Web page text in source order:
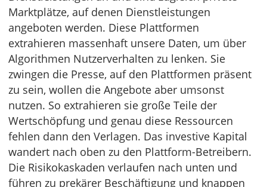
Marktplätze, auf denen Dienstleistungen
angeboten werden. Diese Plattformen
extrahieren massenhaft unsere Daten, um über
Algorithmen Nutzerverhalten zu lenken. Sie
zwingen die Presse, auf den Plattformen präsent
zu sein, wollen die Angebote aber umsonst
nutzen. So extrahieren sie große Teile der
Wertschöpfung und genau diese Ressourcen
fehlen dann den Verlagen. Das investive Kapital
wandert nach oben zu den Plattform-Betreibern.
Die Risikokaskaden verlaufen nach unten und
führen zu prekärer Beschäftigung und knappen